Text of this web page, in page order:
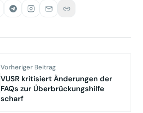
Vorheriger Beitrag
VUSR kritisiert Änderungen der
FAQs zur Überbrückungshilfe
scharf